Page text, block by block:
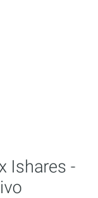
Ishares -